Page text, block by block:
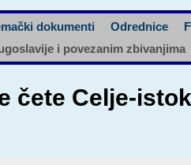
dokumenti Odrednice
i povezanim zbivanjima
čete Celje-